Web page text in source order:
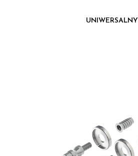
UNIWERSALNY